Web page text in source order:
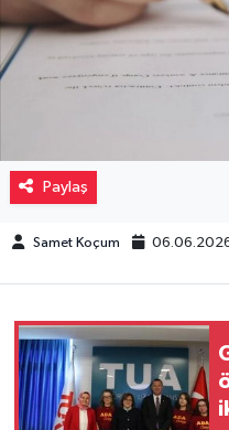
Paylaş
Samet Koçum
Müzik
Piyasa
Sağlık
Sinemalar
Spor
Teknoloji